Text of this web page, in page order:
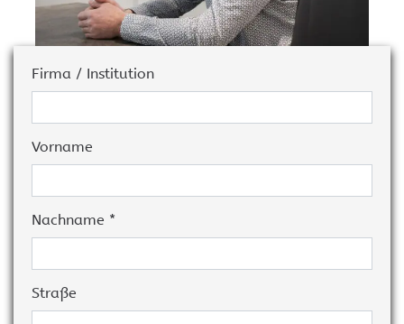
Firma / Institution
Vorname
Nachname *
Straße